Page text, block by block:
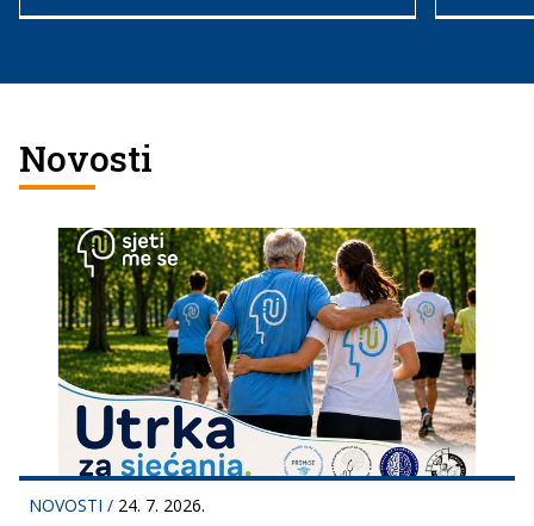
Novosti
NOVOSTI / 24. 7. 2026.